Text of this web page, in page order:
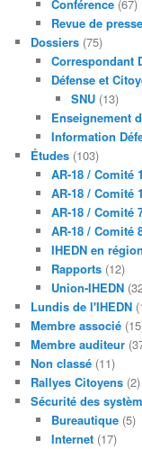
Conférence(67)
Revue de presse
Dossiers (75)
Correspondant
Défense et
SNU (13)
Enseignement
Information
Études (103)
AR-18 / Comité
AR-18 / Comité
AR-18 / Comité
AR-18 / Comité
IHEDN en région
Rapports(12)
Union-IHEDN
Lundis de l'IHEDN
Membre associé
Membre auditeur
Non classé (11)
Rallyes Citoyens (2)
Sécurité des
Bureautique(5)
Internet(17)